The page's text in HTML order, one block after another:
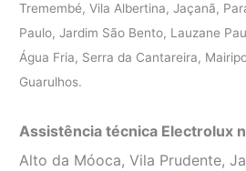
Tremembé, Vila Albertina, Jaçanã,
Paulo, Jardim São Bento, Lauzane
Água Fria, Serra da Cantareira,
Guarulhos.
Assistência técnica Electrolux
Alto da Móoca, Vila Prudente,